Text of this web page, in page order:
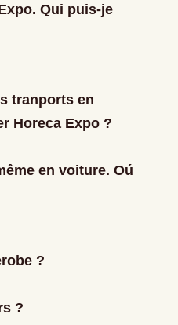
Qui puis-je
tranports en
Horeca Expo ?
en voiture. Oú
?
?